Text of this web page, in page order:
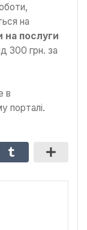
на
на послуги
300 грн. за
в
порталі.